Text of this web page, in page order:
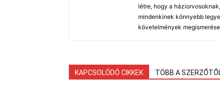
létre, hogy a
mindenkinek könnyebb
követelmények
KAPCSOLÓDÓ CIKKEK TÖBB A